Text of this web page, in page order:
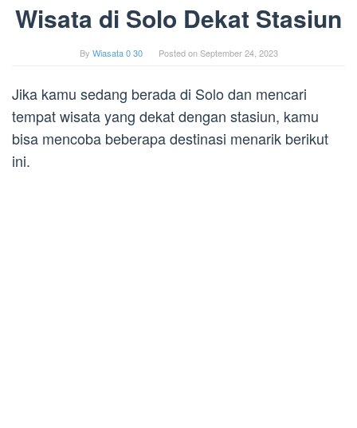
Wisata di Solo Dekat Stasiun
By Wiasata 0 30 Posted onSeptember 24, 2023
Jika kamu sedang berada di Solo dan mencari
tempat wisata yang dekat dengan stasiun, kamu
bisa mencoba beberapa destinasi menarik berikut
ini.